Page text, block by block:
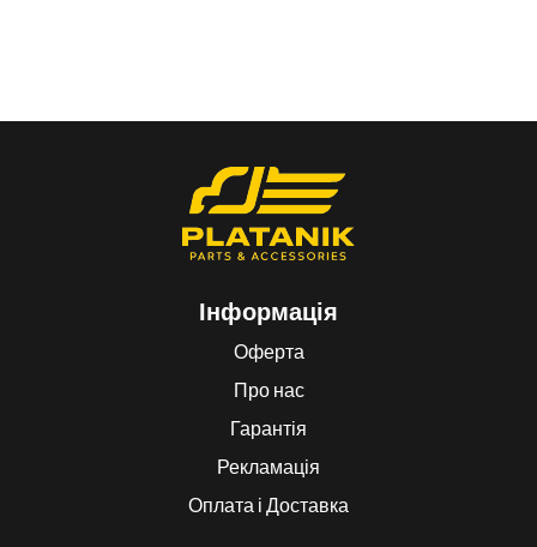
Інформація
Оферта
Про нас
Гарантія
Рекламація
Оплата і Доставка